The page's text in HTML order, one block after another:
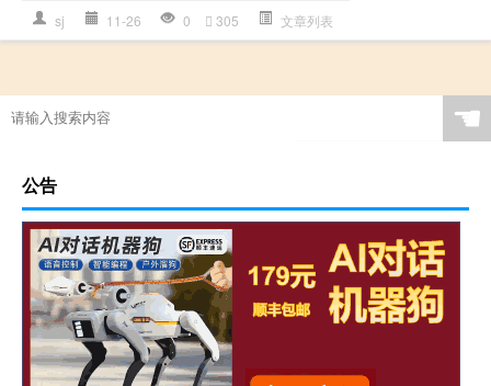
sj 11-26 0 305 文章列表
☚
公告